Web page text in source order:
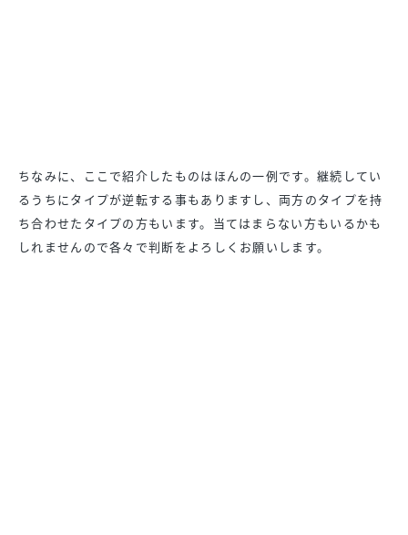
ちなみに、ここで紹介したものはほんの一例です。 継続してい
るうちにタイプが逆転する事もありますし、両方のタイプを持
ち合わせたタイプの方もいます。 当てはまらない方もいるかも
しれませんので各々で判断をよろしく お願いします。